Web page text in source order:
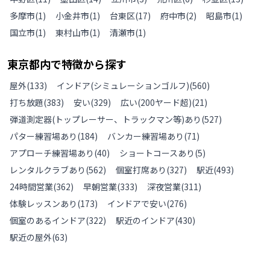
多摩市(1) 小金井市(1) 台東区(17) 府中市(2) 昭島市(1)
国立市(1) 東村山市(1) 清瀬市(1)
東京都内で特徴から探す
屋外(133) インドア(シミュレーションゴルフ)(560)
打ち放題(383) 安い(329) 広い(200ヤード超)(21)
弾道測定器(トップレーサー、トラックマン等)あり (527)
パター練習場あり (184) バンカー練習場あり (71)
アプローチ練習場あり (40) ショートコースあり (5)
レンタルクラブあり (562) 個室打席あり (327) 駅近(493)
24時間営業(362) 早朝営業(333) 深夜営業(311)
体験レッスンあり (173) インドアで安い(276)
個室のあるインドア(322) 駅近のインドア(430)
駅近の屋外(63)